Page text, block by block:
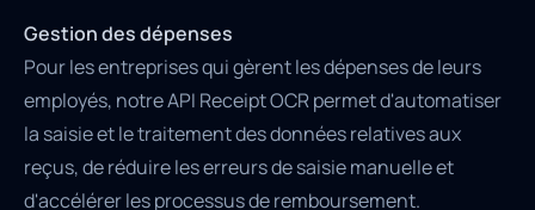
Gestion des dépenses
Pour les entreprises qui gèrent les dépenses de leurs
employés, notre API Receipt OCR permet d'automatiser
la saisie et le traitement des données relatives aux
reçus, de réduire les erreurs de saisie manuelle et
d'accélérer les processus de remboursement.